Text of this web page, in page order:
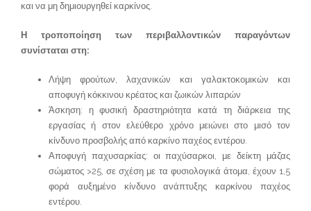
και να μη δημιουργηθεί καρκίνος.
Η τροποποίηση των περιβαλλοντικών παραγόντων
συνίσταται στη:
Λήψη φρούτων, λαχανικών και γαλακτοκομικών και
αποφυγή κόκκινου κρέατος και ζωικών λιπαρών
Άσκηση: η φυσική δραστηριότητα κατά τη διάρκεια της
εργασίας ή στον ελεύθερο χρόνο μειώνει στο μισό τον
κίνδυνο προσβολής από καρκίνο παχέος εντέρου.
Αποφυγή παχυσαρκίας: οι παχύσαρκοι, με δείκτη μάζας
σώματος >25, σε σχέση με τα φυσιολογικά άτομα, έχουν 1,5
φορά αυξημένο κίνδυνο ανάπτυξης καρκίνου παχέος
εντέρου.